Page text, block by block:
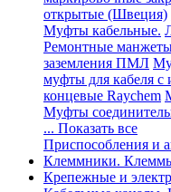
открытые (Швеция)
Муфты кабельные.
Ремонтные
заземления ПМЛ
муфты для кабеля
концевые Raychem
Муфты
... Показать все
Приспособления и
Клеммники.
Крепежные и